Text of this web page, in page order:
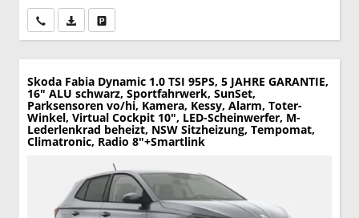
Wir rufen Sie anPDF-Datei, Fahrzeugexposé drucken
Skoda Fabia Dynamic 1.0 TSI 95PS, 5 JAHRE GARANTIE,
16" ALU schwarz, Sportfahrwerk, SunSet,
Parksensoren vo/hi, Kamera, Kessy, Alarm, Toter-
Winkel, Virtual Cockpit 10", LED-Scheinwerfer, M-
Lederlenkrad beheizt, NSW Sitzheizung, Tempomat,
Climatronic, Radio 8"+Smartlink